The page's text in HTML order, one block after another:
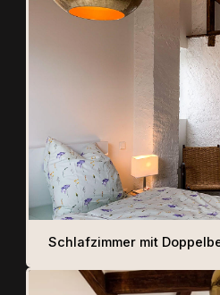
Schlafzimmer mit